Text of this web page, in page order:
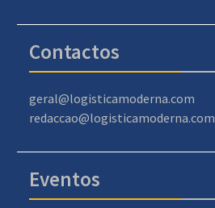
Contactos
geral@logisticamoderna.com
redaccao@logisticamoderna.com
Eventos